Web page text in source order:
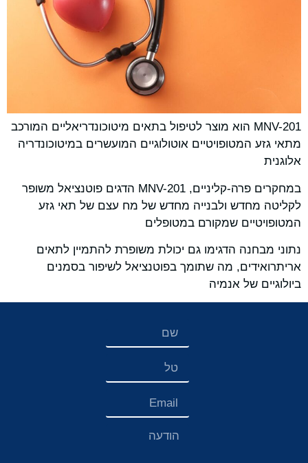
MNV-201 הוא מוצר לטיפול בתאים מיטוכונדריאליים המורכב
מתאי גזע המטופויטיים אוטולוגיים המועשרים במיטוכונדריה
אלוגנית
במחקרים פרה-קליניים, MNV-201 הדגים פוטנציאל משופר
לקליטה מחדש ולבנייה מחדש של מח עצם של תאי גזע
המטופויטיים שמקורם במטופלים
נתוני מבחנה הדגימו גם יכולת משופרת להתמיין לתאים
אריתרואידים, מה שתומך בפוטנציאל לשיפור בסמנים
ביולוגיים של אנמיה